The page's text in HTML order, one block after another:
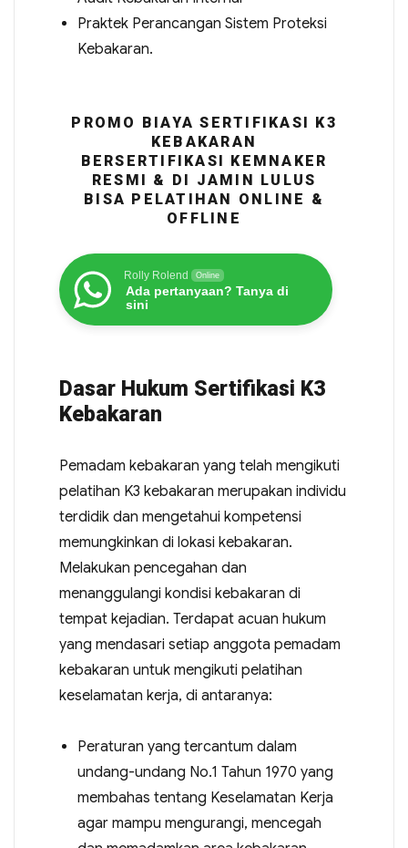
Praktek Perancangan Sistem Proteksi
Kebakaran.
PROMO BIAYA SERTIFIKASI K3
KEBAKARAN
BERSERTIFIKASI KEMNAKER
RESMI & DI JAMIN LULUS
BISA PELATIHAN ONLINE &
OFFLINE
Rolly Rolend Online
Ada pertanyaan? Tanya di
sini
Dasar Hukum Sertifikasi K3
Kebakaran
Pemadam kebakaran yang telah mengikuti
pelatihan K3 kebakaran merupakan individu
terdidik dan mengetahui kompetensi
memungkinkan di lokasi kebakaran.
Melakukan pencegahan dan
menanggulangi kondisi kebakaran di
tempat kejadian. Terdapat acuan hukum
yang mendasari setiap anggota pemadam
kebakaran untuk mengikuti pelatihan
keselamatan kerja, di antaranya:
Peraturan yang tercantum dalam
undang-undang No.1 Tahun 1970 yang
membahas tentang Keselamatan Kerja
agar mampu mengurangi, mencegah